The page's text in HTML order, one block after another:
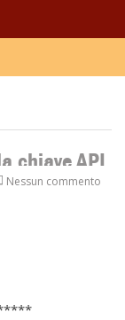
chiave API
Nessun commento